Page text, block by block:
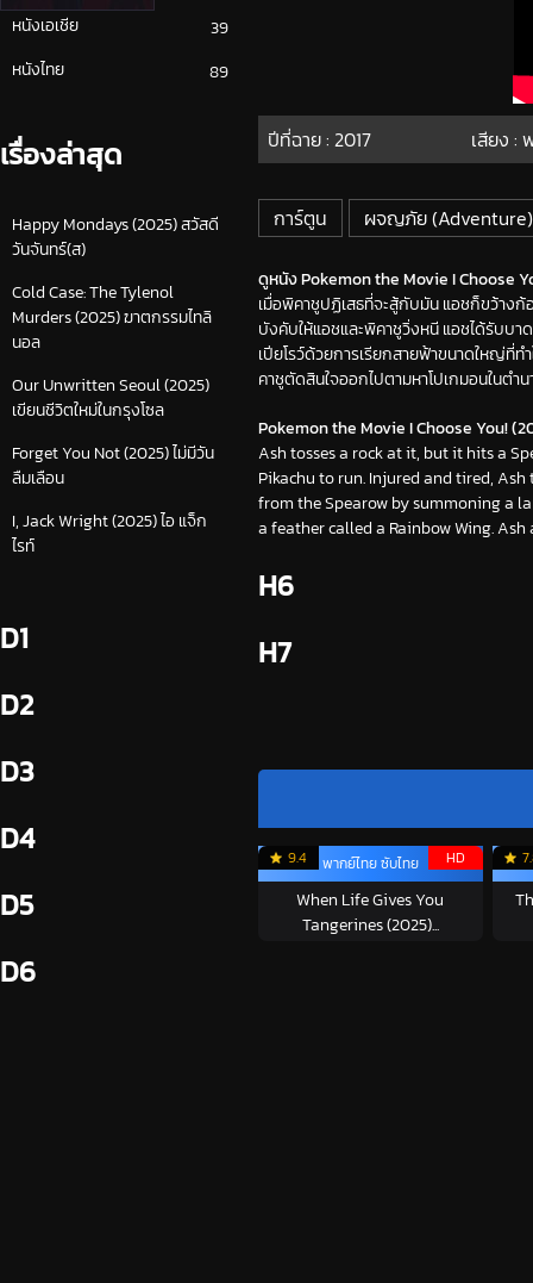
หนังเอเชีย
39
หนังไทย
89
เรื่องล่าสุด
Happy Mondays (2025) สวัสดี
วันจันทร์(ส)
Cold Case: The Tylenol
Murders (2025) ฆาตกรรมไทลิ
นอล
Our Unwritten Seoul (2025)
เขียนชีวิตใหม่ในกรุงโซล
Forget You Not (2025) ไม่มีวัน
ลืมเลือน
I, Jack Wright (2025) ไอ แจ็ก
ไรท์
D1
D2
D3
D4
D5
D6
ปีที่ฉาย : 2017 เสียง :
การ์ตูน ผจญภัย (Adventure)
ดูหนัง Pokemon the Movie I Choose
เมื่อพิคาชูปฏิเสธที่จะสู้กับมัน แอชก็ขว้างก้
บังคับให้แอชและพิคาชูวิ่งหนี แอชได้รับบ
เปียโรว์ด้วยการเรียกสายฟ้าขนาดใหญ่ที่
คาชูตัดสินใจออกไปตามหาโปเกมอนในตำน
Pokemon the Movie I Choose You!
Ash tosses a rock at it, but it hits a
Pikachu to run. Injured and tired,
from the Spearow by summoning a
a feather called a Rainbow Wing.
H6
H7
9.4 HD
พากย์ไทย ซับไทย
When Life Gives You
Tangerines (2025)...